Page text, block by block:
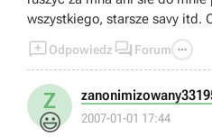
wszystkiego, starsze savy itd.
Odpowiedz  Forum 
Z
😃 2007-01-01 17:44